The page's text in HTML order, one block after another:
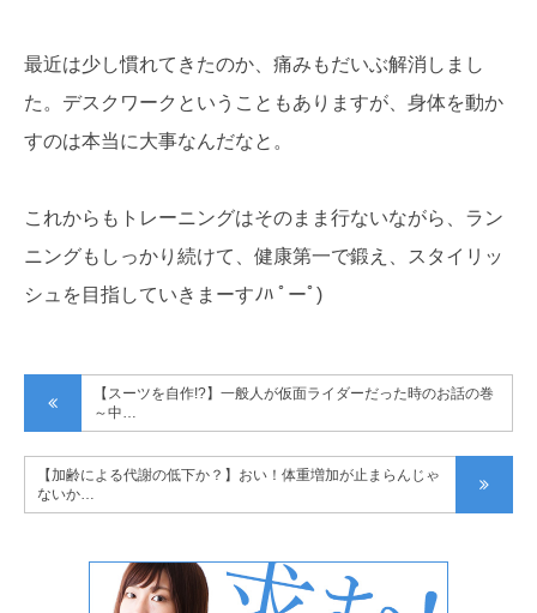
最近は少し慣れてきたのか、痛みもだいぶ解消しまし
た。デスクワークということもありますが、身体を動か
すのは本当に大事なんだなと。
これからもトレーニングはそのまま行ないながら、ラン
ニングもしっかり続けて、健康第一で鍛え、スタイリッ
シュを目指していきまーすﾉﾊ ﾟーﾟ)
【スーツを自作!?】一般人が仮面ライダーだった時のお話の巻
～中…
【加齢による代謝の低下か？】おい！体重増加が止まらんじゃ
ないか…